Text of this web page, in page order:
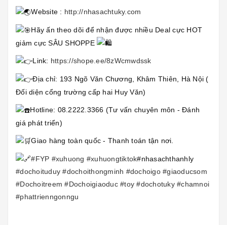
Website : http://nhasachtuky.com
Hãy ấn theo dõi để nhận được nhiều Deal cực HOT
giảm cực SÂU SHOPPE
Link: https://shope.ee/8zWcmwdssk
Địa chỉ: 193 Ngõ Văn Chương, Khâm Thiên, Hà Nội (
Đối diện cổng trường cấp hai Huy Văn)
Hotline: 08.2222.3366 (Tư vấn chuyên môn - Đánh
giá phát triển)
Giao hàng toàn quốc - Thanh toán tận nơi.
#FYP #xuhuong #xuhuongtiktok#nhasachthanhly
#dochoituduy #dochoithongminh #dochoigo #giaoducsom
#Dochoitreem #Dochoigiaoduc #toy #dochotuky #chamnoi
#phattrienngonngu